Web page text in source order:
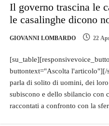
Il governo trascina le
le casalinghe dicono
GIOVANNI LOMBARDO 22
buttontext="Ascolta l'articolo"][/
parla di solito di uomini, dei
subiscono e dello sbilancio con
raccontati a confronto con la